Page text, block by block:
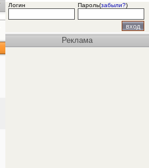
Логин Пароль(забыли?)
Реклама